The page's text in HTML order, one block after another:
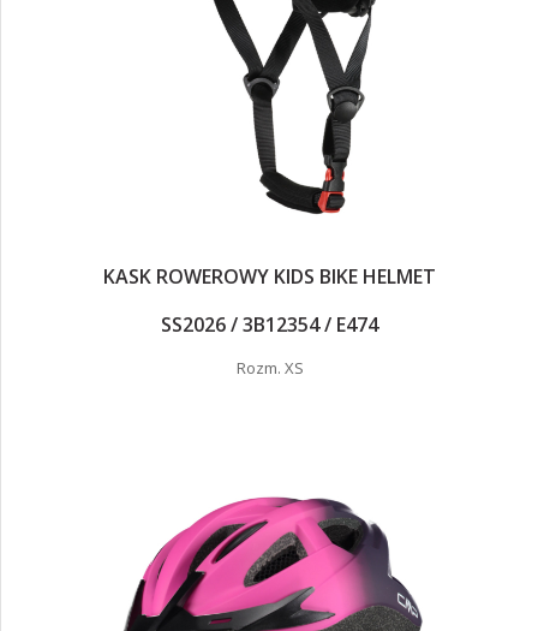
KASK ROWEROWY KIDS BIKE HELMET
SS2026 / 3B12354 / E474
Rozm. XS